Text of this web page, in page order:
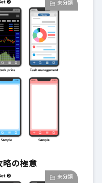
未分類
略の極意
未分類